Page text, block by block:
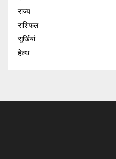
राज्य
राशिफल
सुर्खियां
हेल्थ